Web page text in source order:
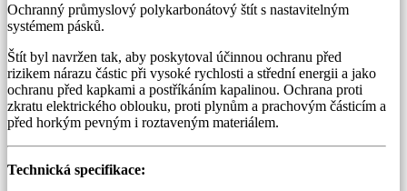
Ochranný průmyslový polykarbonátový štít s nastavitelným
systémem pásků.
Štít byl navržen tak, aby poskytoval účinnou ochranu před
rizikem nárazu částic při vysoké rychlosti a střední energii a jako
ochranu před kapkami a postříkáním kapalinou. Ochrana proti
zkratu elektrického oblouku, proti plynům a prachovým částicím a
před horkým pevným i roztaveným materiálem.
Technická specifikace: